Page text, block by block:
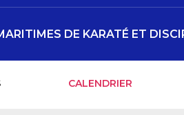
CALENDRIER
DE KARATÉ ET